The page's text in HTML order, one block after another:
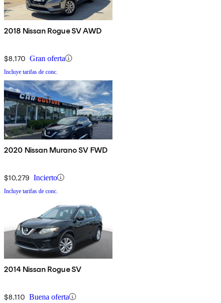
2018 Nissan Rogue SV AWD
$8,170 Gran oferta
Incluye tarifas de conc.
2020 Nissan Murano SV FWD
$10,279 Incierto
Incluye tarifas de conc.
2014 Nissan Rogue SV
$8,110 Buena oferta